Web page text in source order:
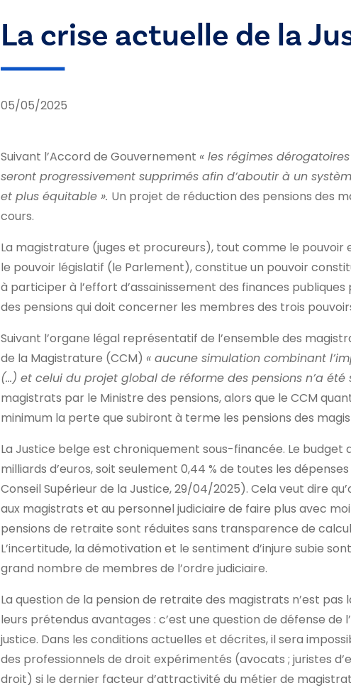
La crise actuelle de la
05/05/2025
Suivant l’Accord de Gouvernement « les régimes
seront progressivement supprimés afin d’aboutir à un
et plus équitable ». Un projet de réduction des pensions des
cours.
La magistrature (juges et procureurs), tout comme le
le pouvoir législatif (le Parlement), constitue un pouvoir
à participer à l’effort d’assainissement des finances
des pensions qui doit concerner les membres des trois
Suivant l’organe légal représentatif de l’ensemble des
de la Magistrature (CCM) « aucune simulation combinant
(…) et celui du projet global de réforme des pensions n’a été
magistrats par le Ministre des pensions, alors que le CCM
minimum la perte que subiront à terme les pensions des
La Justice belge est chroniquement sous-financée. Le budget
milliards d’euros, soit seulement 0,44 % de toutes les
Conseil Supérieur de la Justice, 29/04/2025). Cela veut dire
aux magistrats et au personnel judiciaire de faire plus avec
pensions de retraite sont réduites sans transparence de
L’incertitude, la démotivation et le sentiment d’injure subie
grand nombre de membres de l’ordre judiciaire.
La question de la pension de retraite des magistrats n’est
leurs prétendus avantages : c’est une question de défense de
justice. Dans les conditions actuelles et décrites, il sera
des professionnels de droit expérimentés (avocats ; juristes
droit) si le dernier facteur d’attractivité du métier de